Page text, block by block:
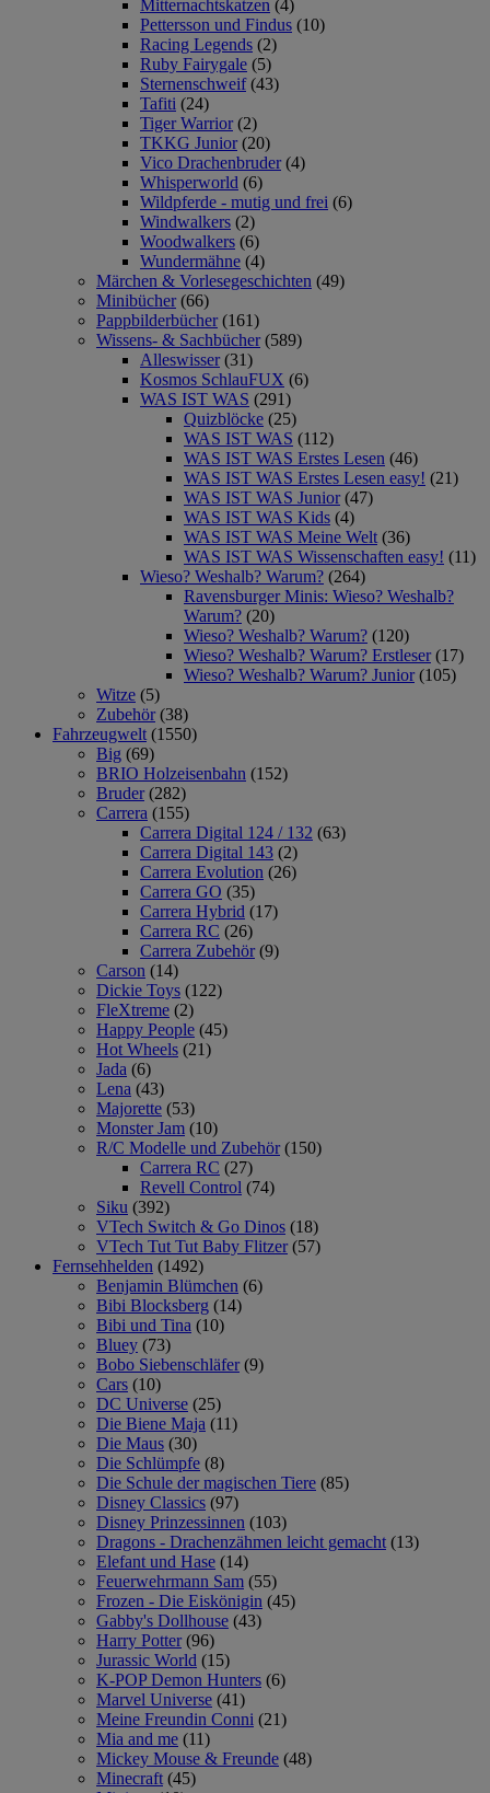
Mitternachtskatzen (4)
Pettersson und Findus (10)
Racing Legends (2)
Ruby Fairygale (5)
Sternenschweif (43)
Tafiti (24)
Tiger Warrior (2)
TKKG Junior (20)
Vico Drachenbruder (4)
Whisperworld (6)
Wildpferde - mutig und frei (6)
Windwalkers (2)
Woodwalkers (6)
Wundermähne (4)
Märchen & Vorlesegeschichten (49)
Minibücher (66)
Pappbilderbücher (161)
Wissens- & Sachbücher (589)
Alleswisser (31)
Kosmos SchlauFUX (6)
WAS IST WAS (291)
Quizblöcke (25)
WAS IST WAS (112)
WAS IST WAS Erstes Lesen (46)
WAS IST WAS Erstes Lesen easy! (21)
WAS IST WAS Junior (47)
WAS IST WAS Kids (4)
WAS IST WAS Meine Welt (36)
WAS IST WAS Wissenschaften easy! (11)
Wieso? Weshalb? Warum? (264)
Ravensburger Minis: Wieso? Weshalb?
Warum? (20)
Wieso? Weshalb? Warum? (120)
Wieso? Weshalb? Warum? Erstleser (17)
Wieso? Weshalb? Warum? Junior (105)
Witze (5)
Zubehör (38)
Fahrzeugwelt (1550)
Big (69)
BRIO Holzeisenbahn (152)
Bruder (282)
Carrera (155)
Carrera Digital 124 / 132 (63)
Carrera Digital 143 (2)
Carrera Evolution (26)
Carrera GO (35)
Carrera Hybrid (17)
Carrera RC (26)
Carrera Zubehör (9)
Carson (14)
Dickie Toys (122)
FleXtreme (2)
Happy People (45)
Hot Wheels (21)
Jada (6)
Lena (43)
Majorette (53)
Monster Jam (10)
R/C Modelle und Zubehör (150)
Carrera RC (27)
Revell Control (74)
Siku (392)
VTech Switch & Go Dinos (18)
VTech Tut Tut Baby Flitzer (57)
Fernsehhelden (1492)
Benjamin Blümchen (6)
Bibi Blocksberg (14)
Bibi und Tina (10)
Bluey (73)
Bobo Siebenschläfer (9)
Cars (10)
DC Universe (25)
Die Biene Maja (11)
Die Maus (30)
Die Schlümpfe (8)
Die Schule der magischen Tiere (85)
Disney Classics (97)
Disney Prinzessinnen (103)
Dragons - Drachenzähmen leicht gemacht (13)
Elefant und Hase (14)
Feuerwehrmann Sam (55)
Frozen - Die Eiskönigin (45)
Gabby's Dollhouse (43)
Harry Potter (96)
Jurassic World (15)
K-POP Demon Hunters (6)
Marvel Universe (41)
Meine Freundin Conni (21)
Mia and me (11)
Mickey Mouse & Freunde (48)
Minecraft (45)